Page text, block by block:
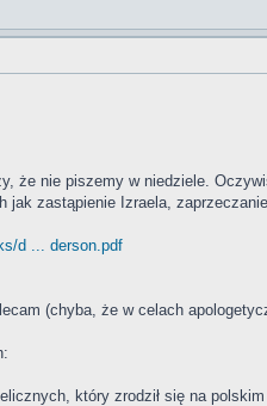
że nie piszemy w niedziele.
jak zastąpienie Izraela,
d ... derson.pdf
(chyba, że w celach
który zrodził się na